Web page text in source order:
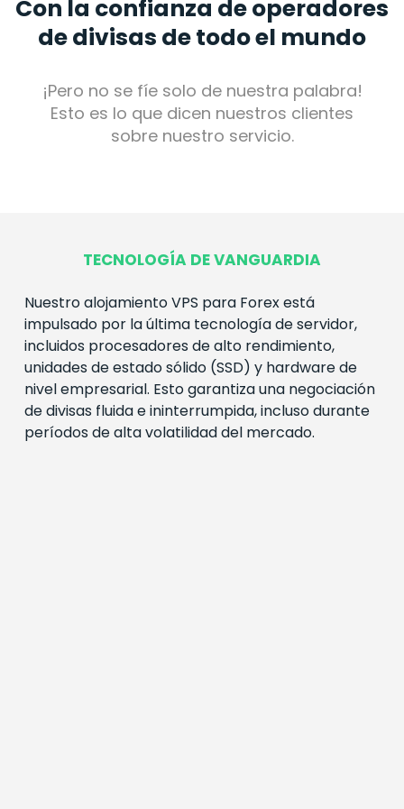
Con la confianza de operadores
de divisas de todo el mundo
¡Pero no se fíe solo de nuestra palabra!
Esto es lo que dicen nuestros clientes
sobre nuestro servicio.
TECNOLOGÍA DE VANGUARDIA
Nuestro alojamiento VPS para Forexestá
impulsado por la última tecnología de servidor,
incluidos procesadores de alto rendimiento,
unidades de estado sólido (SSD) y hardware de
nivel empresarial. Esto garantiza una negociación
de divisas fluida e ininterrumpida, incluso durante
períodos de alta volatilidad del mercado.